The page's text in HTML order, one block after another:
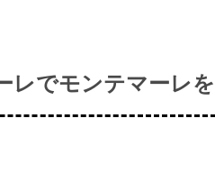
レでモンテマーレ